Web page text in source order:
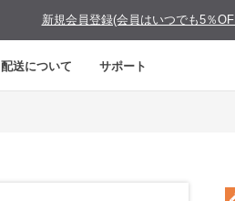
新規会員登録(会員はいつでも5％
配送について サポート